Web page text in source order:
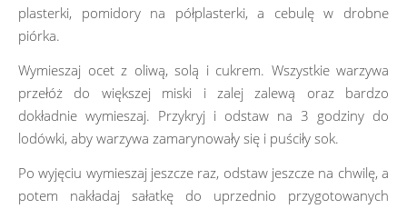
plasterki, pomidory na półplasterki, a cebulę w drobne
piórka.
Wymieszaj ocet z oliwą, solą i cukrem. Wszystkie warzywa
przełóż do większej miski i zalej zalewą oraz bardzo
dokładnie wymieszaj. Przykryj i odstaw na 3 godziny do
lodówki, aby warzywa zamarynowały się i puściły sok.
Po wyjęciu wymieszaj jeszcze raz, odstaw jeszcze na chwilę, a
potem nakładaj sałatkę do uprzednio przygotowanych